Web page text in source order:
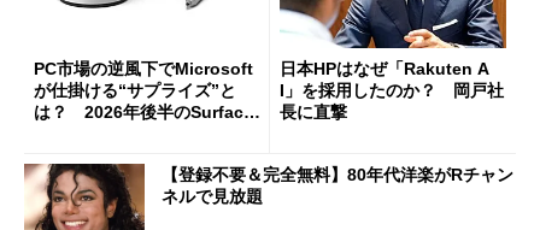
PC市場の逆風下でMicrosoft
が仕掛ける“サプライズ”と
は？ 2026年後半のSurface
日本HPはなぜ「Rakuten A
I」を採用したのか？ 岡戸社
長に直撃
【登録不要＆完全無料】80年代洋楽がRチャン
ネルで見放題